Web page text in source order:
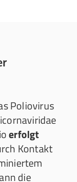
Poliovirus
erfolgt
Kontakt
die